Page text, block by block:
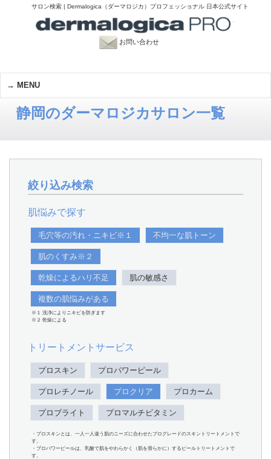
サロン検索 | Dermalogica（ダーマロジカ）プロフェッショナル 日本公式サイト
お問い合わせ
MENU
静岡のダーマロジカサロン一覧
絞り込み検索
肌悩みで探す
毛穴等の汚れ・ニキビ※１ 不均一な肌トーン
肌のくすみ※２
乾燥によるハリ不足 肌の敏感さ
複数の肌悩みがある
※１ 洗浄によりニキビを防ぎます
※２ 乾燥による
トリートメントサービス
プロスキン プロパワーピール
プロレチノール プロクリア プロカーム
プロブライト プロマルチビタミン
・プロスキンとは、一人一人違う肌のニーズに合わせたプログレードのスキントリートメントで
す。
・プロパワーピールは、乳酸で肌をやわらかく（肌を滑らかに）するピールトリートメントで
す。